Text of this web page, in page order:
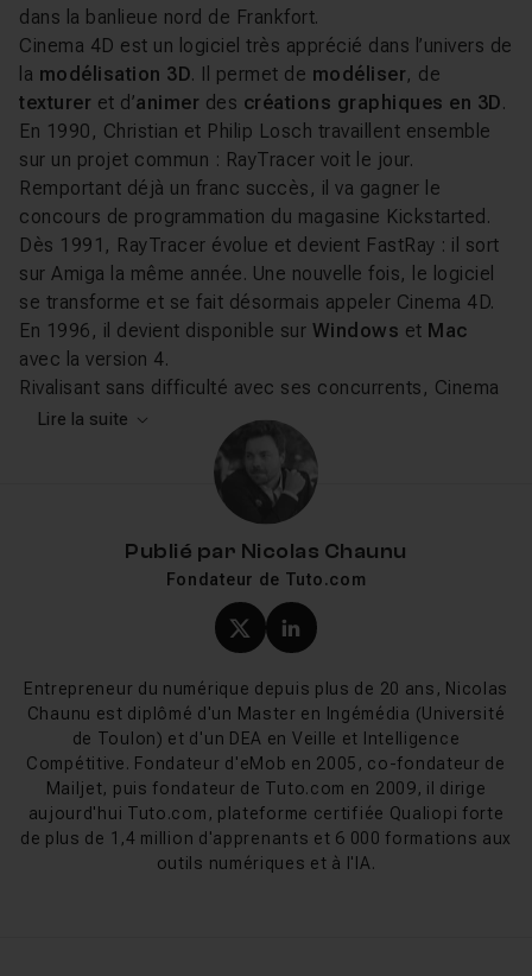
dans la banlieue nord de Frankfort.
Cinema 4D est un logiciel très apprécié dans l’univers de
la modélisation 3D. Il permet de modéliser, de
texturer et d’animer des créations graphiques en 3D.
En 1990, Christian et Philip Losch travaillent ensemble
sur un projet commun : RayTracer voit le jour.
Remportant déjà un franc succès, il va gagner le
concours de programmation du magasine Kickstarted.
Dès 1991, RayTracer évolue et devient FastRay : il sort
sur Amiga la même année. Une nouvelle fois, le logiciel
se transforme et se fait désormais appeler Cinema 4D.
En 1996, il devient disponible sur Windows et Mac
avec la version 4.
Rivalisant sans difficulté avec ses concurrents, Cinema
4D est utilisé aussi bien par les
(il a entre autre servi à la création des
Chroniques de Narnia réalisées par Disney) que des
. Bien sûr, il est toutefois indispensable de
connaitre et de maitriser les bases de l’animation et de
la modélisation 3D avant de se lancer.
Les avantages de ce logiciel incontournable ne
manquent pas : fonctionnalités variées, outils avancés et
intuitifs, réalisation propre, efficace et rapide. Cinema
facilité d’utilisation.
L’animation avec Cinema 4D
Lorsque l’on souhaite se perfectionner et obtenir des
animations graphiques et artistiques de grande
Lire la suite
Publié par Nicolas Chaunu
Fondateur de Tuto.com
Profil X (twitter) de
Profil LinkedIn de
Entrepreneur du numérique depuis plus de 20 ans, Nicolas
Chaunu est diplômé d'un Master en Ingémédia (Université
de Toulon) et d'un DEA en Veille et Intelligence
Compétitive. Fondateur d'eMob en 2005, co-fondateur de
Mailjet, puis fondateur de Tuto.com en 2009, il dirige
aujourd'hui Tuto.com, plateforme certifiée Qualiopi forte
de plus de 1,4 million d'apprenants et 6 000 formations aux
outils numériques et à l'IA.